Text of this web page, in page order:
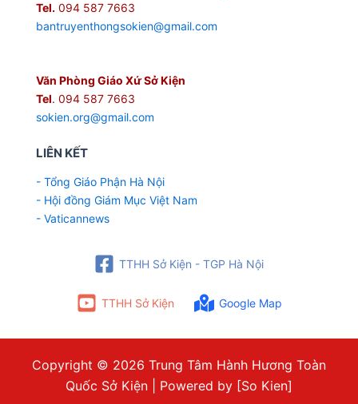
Tel. 094 587 7663
bantruyenthongsokien@gmail.com
Văn Phòng Giáo Xứ Sở Kiện
Tel. 094 587 7663
sokien.org@gmail.com
LIÊN KẾT
- Tổng Giáo Phận Hà Nội
- Hội đồng Giám Mục Việt Nam
- Vaticannews
TTHH Sở Kiện - TGP Hà Nội
TTHH Sở Kiện Google Map
Copyright © 2026 Trung Tâm Hành Hương Toàn
Quốc Sở Kiện | Powered by [So Kien]